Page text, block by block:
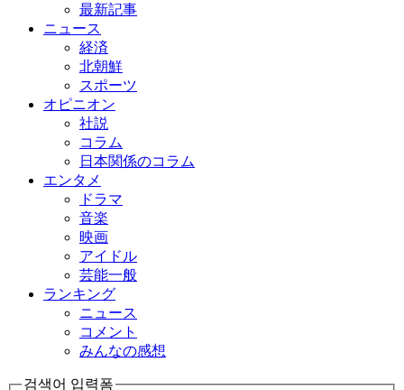
最新記事
ニュース
経済
北朝鮮
スポーツ
オピニオン
社説
コラム
日本関係のコラム
エンタメ
ドラマ
音楽
映画
アイドル
芸能一般
ランキング
ニュース
コメント
みんなの感想
검색어 입력폼